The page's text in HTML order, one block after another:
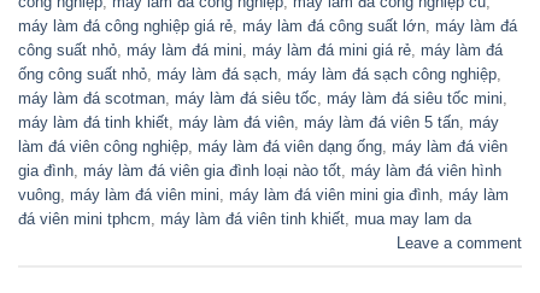
máy làm đá công nghiệp giá rẻ máy làm đá công suất lớn máy làm đá
công suất nhỏ máy làm đá mini máy làm đá mini giá rẻ máy làm đá
ống công suất nhỏ máy làm đá sạch máy làm đá sạch công nghiệp
máy làm đá scotman máy làm đá siêu tốc máy làm đá siêu tốc mini
máy làm đá tinh khiết máy làm đá viên máy làm đá viên 5 tấn máy
làm đá viên công nghiệp máy làm đá viên dạng ống máy làm đá viên
gia đình máy làm đá viên gia đình loại nào tốt máy làm đá viên hình
vuông máy làm đá viên mini máy làm đá viên mini gia đình máy làm
đá viên mini tphcm máy làm đá viên tinh khiết mua may lam da
Leave a comment